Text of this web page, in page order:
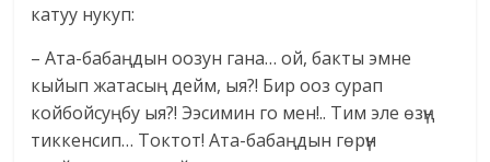
катуу нукуп:
– Ата-бабаңдын оозун гана… ой, бакты эмне
кыйып жатасың дейм, ыя?! Бир ооз сурап
койбойсуңбу ыя?! Ээсимин го мен!.. Тим эле өзүң
тиккенсип… Токтот! Ата-бабаңдын гөрүн